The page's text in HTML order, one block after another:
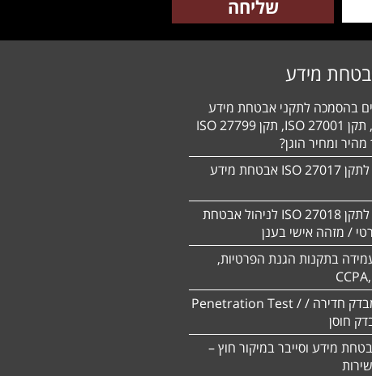
מידע
בהסמכה לתקני אבטחת מידע
ומחיר הוגן?
הסמכה לתקן 27017 ISO אבטחת מידע
הסמכה לתקן ISO 27018 לניהול אבטחת
/ מזהה אישי בענן
בתקנות הגנת הפרטיות,
ביצוע מבדק חדירה / Penetration Test /
מידע וסייבר במיקור חוץ –